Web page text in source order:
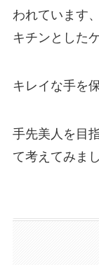
われています
キチンとした
キレイな手を
手先美人を目
て考えてみま